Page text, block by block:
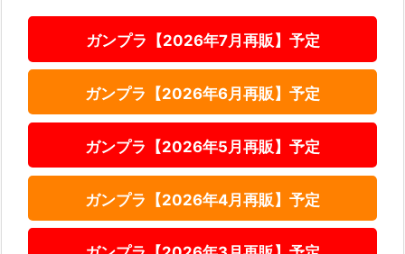
ガンプラ【2026年7月再販】予定
ガンプラ【2026年6月再販】予定
ガンプラ【2026年5月再販】予定
ガンプラ【2026年4月再販】予定